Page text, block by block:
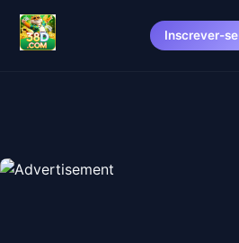
Inscrever-se